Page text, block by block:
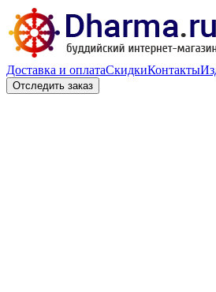
Доставка и оплатаСкидкиКонтакты
Отследить заказ